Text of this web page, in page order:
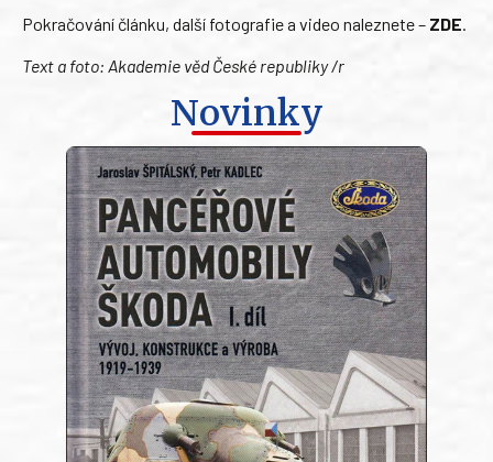
Pokračování článku, další fotografie a video naleznete – ZDE.
Text a foto: Akademie věd České republiky /r
Novinky